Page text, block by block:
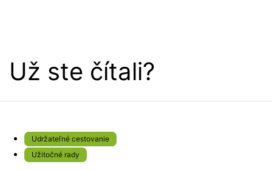
Už ste čítali?
Udržateľné cestovanie
Užitočné rady